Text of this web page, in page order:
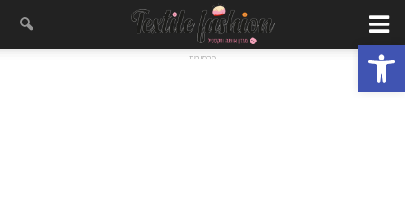
פתח סרגל נגישות - פרסומת -